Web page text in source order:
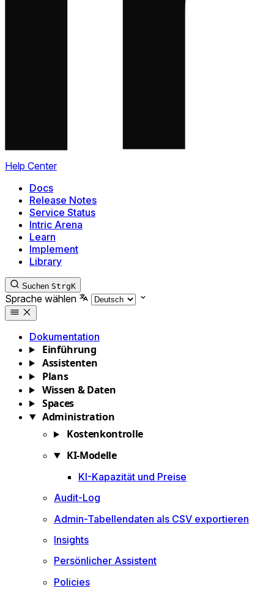
Help Center
Docs
Release Notes
Service Status
Intric Arena
Learn
Implement
Library
Suchen StrgK
Sprache wählen
Dokumentation
Einführung
Assistenten
Plans
Wissen & Daten
Spaces
Administration
Kostenkontrolle
KI-Modelle
KI-Kapazität und Preise
Audit-Log
Admin-Tabellendaten als CSV exportieren
Insights
Persönlicher Assistent
Policies